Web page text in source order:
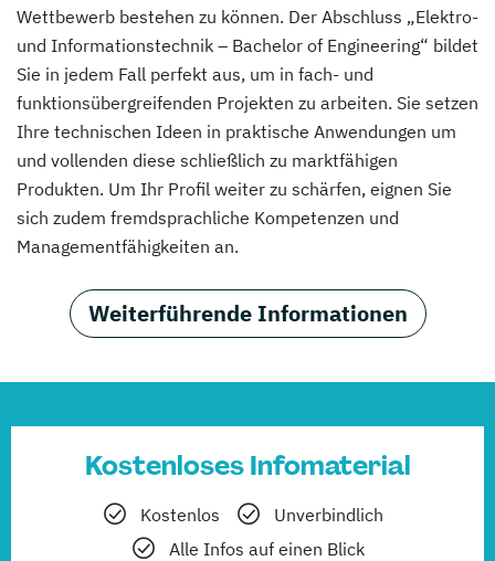
Wettbewerb bestehen zu können. Der Abschluss „Elektro-
und Informationstechnik – Bachelor of Engineering“ bildet
Sie in jedem Fall perfekt aus, um in fach- und
funktionsübergreifenden Projekten zu arbeiten. Sie setzen
Ihre technischen Ideen in praktische Anwendungen um
und vollenden diese schließlich zu marktfähigen
Produkten. Um Ihr Profil weiter zu schärfen, eignen Sie
sich zudem fremdsprachliche Kompetenzen und
Managementfähigkeiten an.
Weiterführende Informationen
Kostenloses Infomaterial
Kostenlos
Unverbindlich
Alle Infos auf einen Blick